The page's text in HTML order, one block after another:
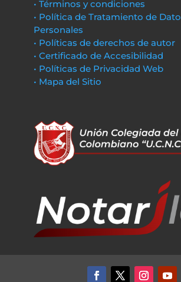
• Términos y condiciones
• Política de Tratamiento de
Personales
• Políticas de derechos de autor
• Certificado de Accesibilidad
• Políticas de Privacidad Web
• Mapa del Sitio